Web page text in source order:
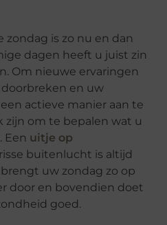
zondag is zo nu en dan
dagen heeft u juist zin
Om nieuwe ervaringen
en uw
actieve manier aan te
zijn om te bepalen wat u
Een uitje op
buitenlucht is altijd
uw zondag zo op
door en bovendien doet
goed.